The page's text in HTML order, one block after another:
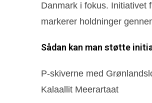
Danmark i fokus. Initiativet
markerer holdninger
Sådan kan man støtte
P-skiverne med
Kalaallit Meerartaat